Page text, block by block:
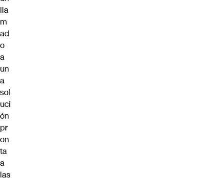
lla
m
ad
o
a
un
a
sol
uci
ón
pr
on
ta
a
las